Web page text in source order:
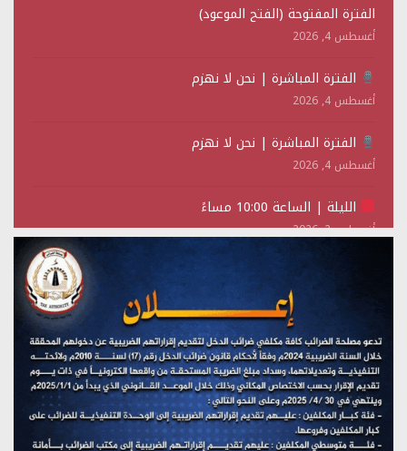
الفترة المفتوحة (الفتح الموعود)
أغسطس 4, 2026
الفترة المباشرة | نحن لا نهزم
أغسطس 4, 2026
الفترة المباشرة | نحن لا نهزم
أغسطس 4, 2026
الليلة | الساعة 10:00 مساءً
أغسطس 2, 2026
تستمعون لبرنامج (حدث في مثل هذا اليوم)
(نحن لا نهزم) بث مباشر
يوليو 28, 2026
تستمعون لبرنامج (هندسة الوهم)
يوليو 28, 2026